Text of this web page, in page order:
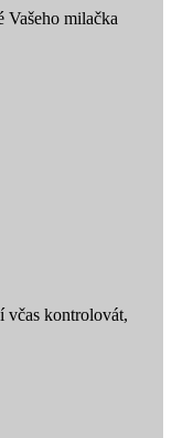
Vašeho milačka
včas kontrolovát,